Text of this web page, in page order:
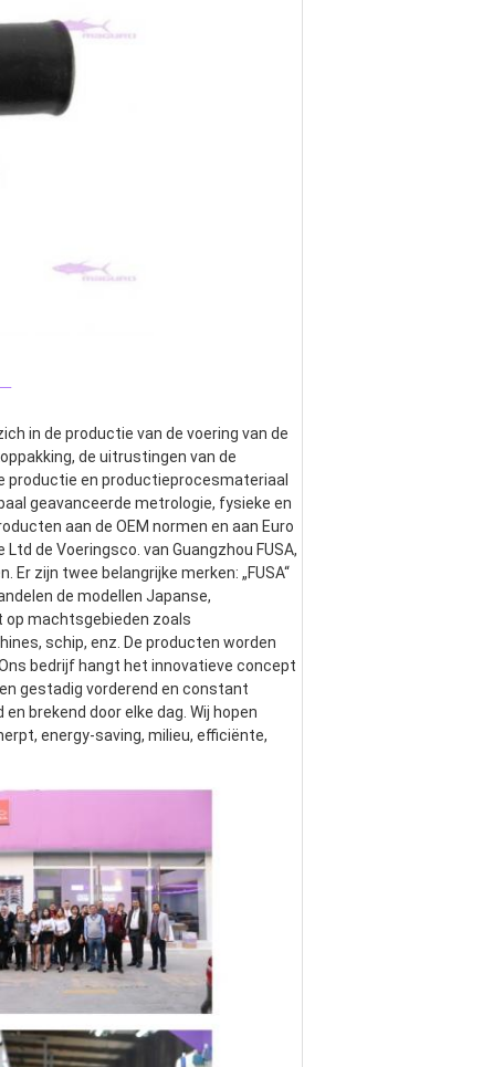
in de productie van de voering van de
de uitrustingen van de
productie en productieprocesmateriaal
geavanceerde metrologie, fysieke en
aan de OEM normen en aan Euro
de Voeringsco. van Guangzhou FUSA,
zijn twee belangrijke merken: „FUSA“
de modellen Japanse,
op machtsgebieden zoals
schip, enz. De producten worden
bedrijf hangt het innovatieve concept
gestadig vorderend en constant
brekend door elke dag. Wij hopen
energy-saving, milieu, efficiënte,